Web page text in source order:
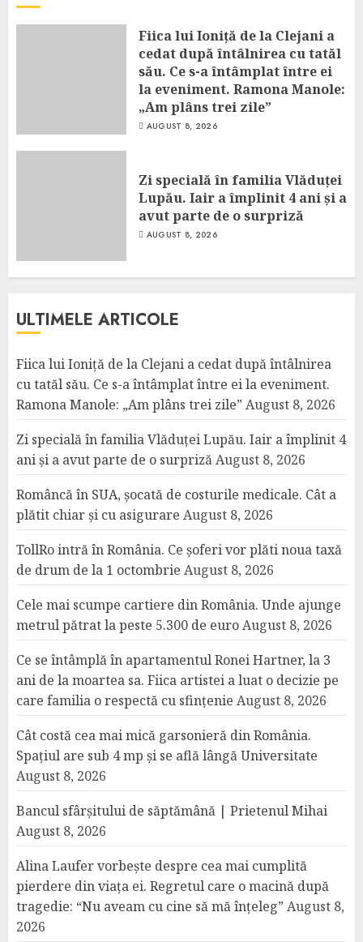
Fiica lui Ioniță de la Clejani a
cedat după întâlnirea cu tatăl
său. Ce s-a întâmplat între ei
la eveniment. Ramona Manole:
„Am plâns trei zile”
AUGUST 8, 2026
Zi specială în familia Vlăduței
Lupău. Iair a împlinit 4 ani și a
avut parte de o surpriză
AUGUST 8, 2026
ULTIMELE ARTICOLE
Fiica lui Ioniță de la Clejani a cedat după întâlnirea
cu tatăl său. Ce s-a întâmplat între ei la eveniment.
Ramona Manole: „Am plâns trei zile” August 8, 2026
Zi specială în familia Vlăduței Lupău. Iair a împlinit 4
ani și a avut parte de o surprizăAugust 8, 2026
Româncă în SUA, șocată de costurile medicale. Cât a
plătit chiar și cu asigurare August 8, 2026
TollRo intră în România. Ce șoferi vor plăti noua taxă
de drum de la 1 octombrie August 8, 2026
Cele mai scumpe cartiere din România. Unde ajunge
metrul pătrat la peste 5.300 de euroAugust 8, 2026
Ce se întâmplă în apartamentul Ronei Hartner, la 3
ani de la moartea sa. Fiica artistei a luat o decizie pe
care familia o respectă cu sfințenie August 8, 2026
Cât costă cea mai mică garsonieră din România.
Spațiul are sub 4 mp și se află lângă Universitate
August 8, 2026
Bancul sfârșitului de săptămână | Prietenul Mihai
August 8, 2026
Alina Laufer vorbește despre cea mai cumplită
pierdere din viața ei. Regretul care o macină după
tragedie: “Nu aveam cu cine să mă înțeleg” August 8,
2026